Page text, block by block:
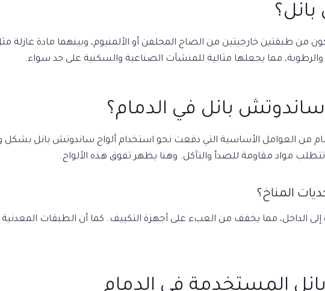
من طبقتين خارجيتين من الصاج المجلفن أو الألمنيوم، وبينهما مادة عازلة
والرطوبة، مما يجعلها مثالية للمنشآت الصناعية والسكنية على حد سواء.
بانل في الدمام؟
من العوامل الأساسية التي دفعت نحو استخدام ألواح ساندوتش بانل بشكل
تتطلب مواد مقاومة للصدأ والتآكل. وهنا يظهر تفوق هذه الألواح.
المناخ؟
إلى الداخل، مما يخفف من العبء على أجهزة التكييف. كما أن الطبقات
المستخدمة في الدمام